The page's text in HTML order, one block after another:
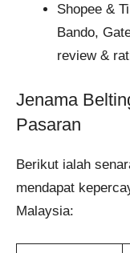
Shopee &
Bando,
review &
Jenama
Pasaran
Berikut ialah
mendapat
Malaysia: